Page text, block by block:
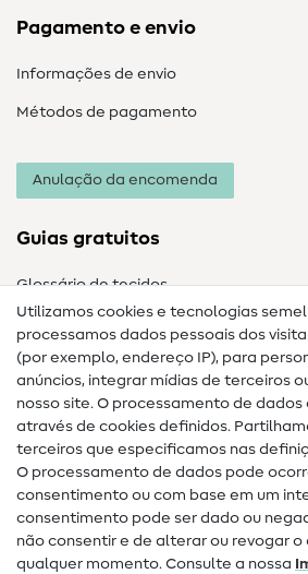
Pagamento e envio
Informações de envio
Métodos de pagamento
Anulação da encomenda
Guias gratuitos
Glossário de tecidos
Guias de costura
Ajuda e contacto
Contacto
Mudança de proprietário
Perguntas frequentes (FAQ)
Direito de cancelamento
Utilizamos cookies e tecnologias
processamos dados pessoais dos
(por exemplo, endereço IP), para
anúncios, integrar mídias de terceiros
nosso site. O processamento de
através de cookies definidos.
terceiros que especificamos nas
O processamento de dados pode
consentimento ou com base em um
consentimento pode ser dado ou
não consentir e de alterar ou revogar
qualquer momento. Consulte a nossa